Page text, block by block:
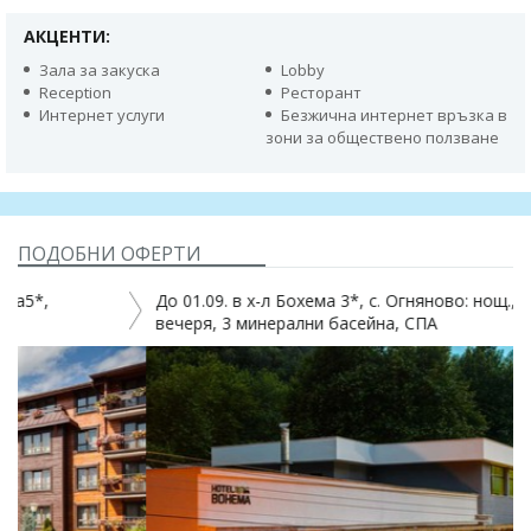
АКЦЕНТИ:
Зала за закуска
Lobby
Reception
Ресторант
Интернет услуги
Безжична интернет връзка в
зони за обществено ползване
ПОДОБНИ ОФЕРТИ
До 01.09. в х-л Бохема 3*, с. Огняново: нощ., закуска и
вечеря, 3 минерални басейна, СПА